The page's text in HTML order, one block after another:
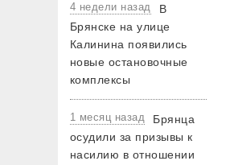
4 недели назад
В
Брянске на улице
Калинина появились
новые остановочные
комплексы
1 месяц назад
Брянца
осудили за призывы к
насилию в отношении